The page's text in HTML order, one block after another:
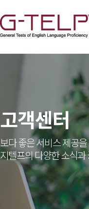
고객센터
보다 좋은 서비스 제공
지텔프의 다양한 소식